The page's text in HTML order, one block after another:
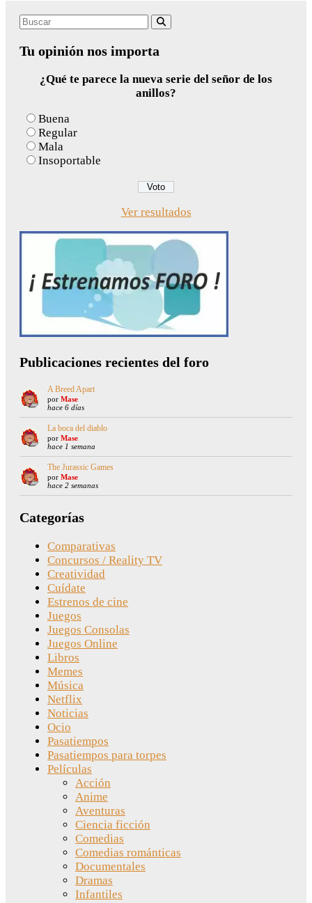
Search
Tu opinión nos importa
¿Qué te parece la nueva serie del señor de los
anillos?
Buena
Regular
Mala
Insoportable
Ver resultados
Publicaciones recientes del foro
A Breed Apart
por Mase
hace 6 días
La boca del diablo
por Mase
hace 1 semana
The Jurassic Games
por Mase
hace 2 semanas
Categorías
Comparativas
Concursos / Reality TV
Creatividad
Cuídate
Estrenos de cine
Juegos
Juegos Consolas
Juegos Online
Libros
Memes
Música
Netflix
Noticias
Ocio
Pasatiempos
Pasatiempos para torpes
Películas
Acción
Anime
Aventuras
Ciencia ficción
Comedias
Comedias románticas
Documentales
Dramas
Infantiles